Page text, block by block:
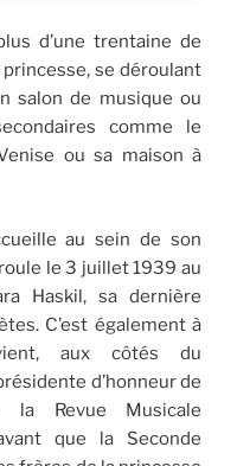
d’une trentaine de
se déroulant
salon de musique ou
comme le
ou sa maison à
au sein de son
le 3 juillet 1939 au
Haskil, sa dernière
C’est également à
aux côtés du
d’honneur de
la Revue Musicale
que la Seconde